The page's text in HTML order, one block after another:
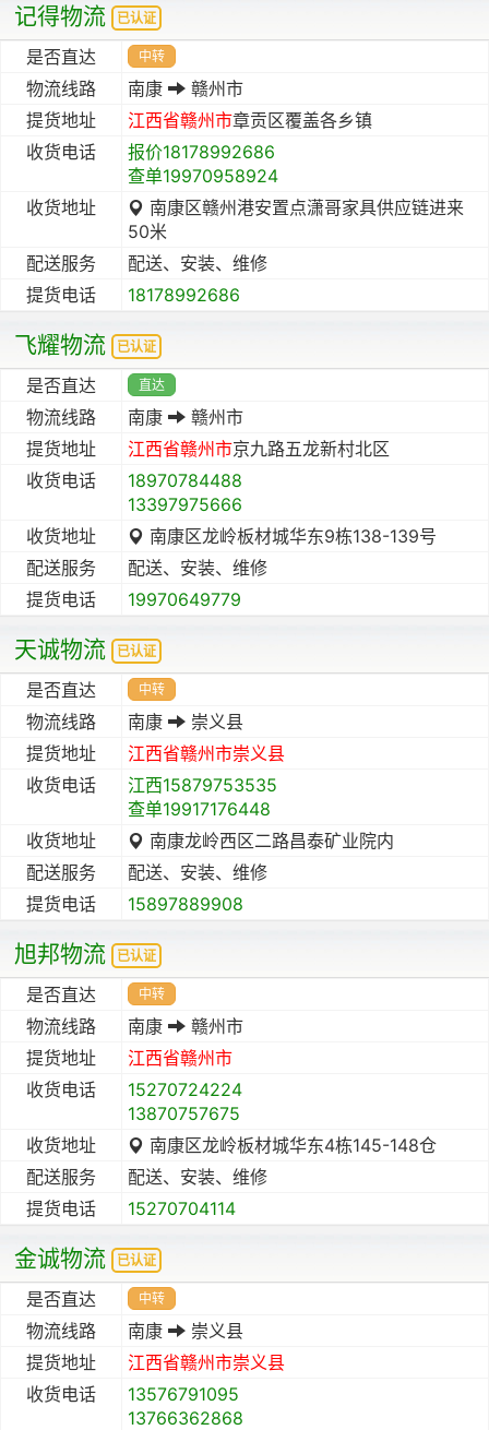
记得物流 已认证
是否直达 中转
物流线路 南康
赣州市
提货地址
江西省赣州市章贡区覆盖各乡镇
收货电话
报价18178992686
查单19970958924
收货地址
南康区赣州港安置点潇哥家具供应链进来
50米
配送服务
配送、安装、维修
提货电话
18178992686
飞耀物流 已认证
是否直达 直达
物流线路 南康
赣州市
提货地址
江西省赣州市京九路五龙新村北区
收货电话
18970784488
13397975666
收货地址
南康区龙岭板材城华东9栋138-139号
配送服务
配送、安装、维修
提货电话
19970649779
天诚物流 已认证
是否直达 中转
物流线路 南康
崇义县
提货地址
江西省赣州市崇义县
收货电话
江西15879753535
查单19917176448
收货地址
南康龙岭西区二路昌泰矿业院内
配送服务
配送、安装、维修
提货电话
15897889908
旭邦物流 已认证
是否直达 中转
物流线路 南康
赣州市
提货地址
江西省赣州市
收货电话
15270724224
13870757675
收货地址
南康区龙岭板材城华东4栋145-148仓
配送服务
配送、安装、维修
提货电话
15270704114
金诚物流 已认证
是否直达 中转
物流线路 南康
崇义县
提货地址
江西省赣州市崇义县
收货电话
13576791095
13766362868